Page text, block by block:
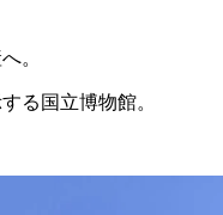
。
る国立博物館。